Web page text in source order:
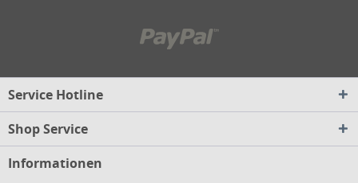
Service Hotline
Shop Service
Informationen